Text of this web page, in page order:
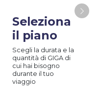
Seleziona
il piano
Scegli la durata e la
quantità di GIGA di
cui hai bisogno
durante il tuo
viaggio